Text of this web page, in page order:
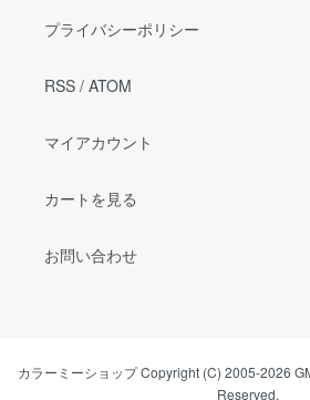
プライバシーポリシー
RSS / ATOM
マイアカウント
カートを見る
お問い合わせ
カラーミーショップCopyright (C) 2005-2026
Reserved.